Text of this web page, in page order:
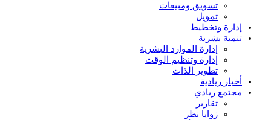
تسويق ومبيعات
تمويل
إدارة وتخطيط
تنمية بشرية
إدارة الموارد البشرية
إدارة وتنظيم الوقت
تطوير الذات
أخبار ريادية
مجتمع ريادي
تقارير
زوايا نظر